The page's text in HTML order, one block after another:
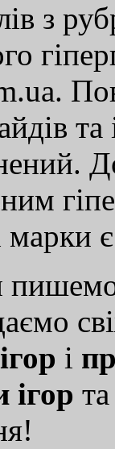
з
марки
і
ігор